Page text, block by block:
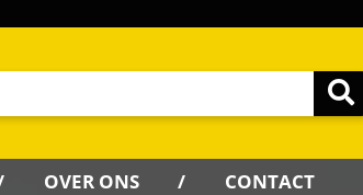
OVER ONS CONTACT